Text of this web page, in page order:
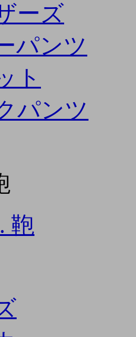
ーズ
パンツ
ト
パンツ
鞄